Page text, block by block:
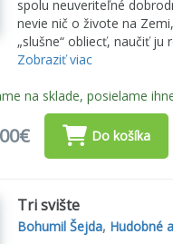
spolu neuveriteľné
nevie nič o živote na
„slušne“ obliecť, naučiť ju
Zobraziť viac
na sklade, posielame
Do košíka
Tri svište
Bohumil Šejda, Hudobné